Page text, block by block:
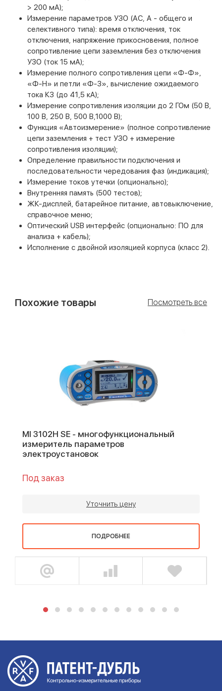
> 200 мА);
Измерение параметров УЗО (АС, А - общего и
селективного типа): время отключения, ток
отключения, напряжение прикосновения, полное
сопротивление цепи заземления без отключения
УЗО (ток 15 мА);
Измерение полного сопротивления цепи «Ф-Ф»,
«Ф-Н» и петли «Ф-З», вычисление ожидаемого
тока КЗ (до 41,5 кА);
Измерение сопротивления изоляции до 2 ГОм (50 В,
100 В, 250 В, 500 В,1000 В);
Функция «Автоизмерение» (полное сопротивление
цепи заземления + тест УЗО + измерение
сопротивления изоляции);
Определение правильности подключения и
последовательности чередования фаз (индикация);
Измерение токов утечки (опционально);
Внутренняя память (500 тестов);
ЖК-дисплей, батарейное питание, автовыключение,
справочное меню;
Оптический USB интерфейс (опционально: ПО для
анализа + кабель);
Исполнение с двойной изоляцией корпуса (класс 2).
Похожие товары Посмотреть все
MI 3102H SE - многофункциональный
измеритель параметров
электроустановок
Под заказ
Уточнить цену
ПОДРОБНЕЕ